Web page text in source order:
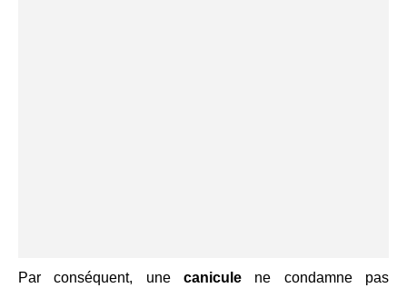
Par conséquent, une canicule ne condamne pas